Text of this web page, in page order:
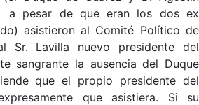
a pesar de que eran los dos ex
asistieron al Comité Político de
Sr. Lavilla nuevo presidente del
sangrante la ausencia del Duque
que el propio presidente del
que asistiera. Si su